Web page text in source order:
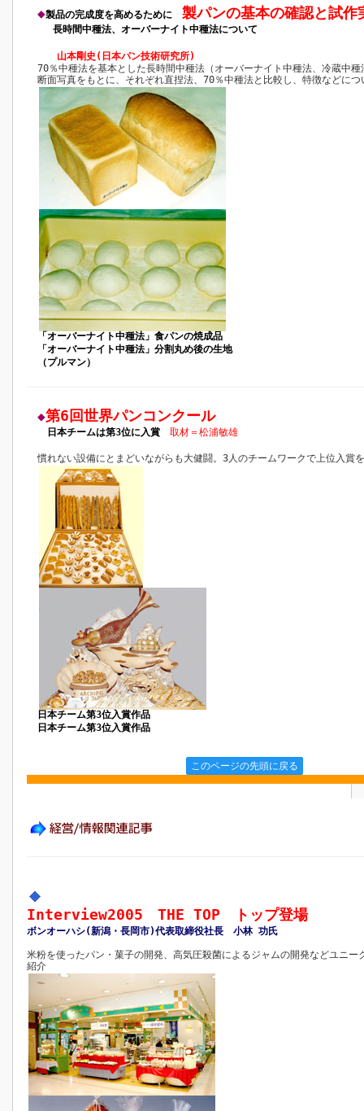
◆製品の完成度を高めるために 製パンの基本の確認と試作
長時間中種法、オーバーナイト中種法について
山本剛史(日本パン技術研究所)
70％中種法を基本とした長時間中種法（オーバーナイト中種法、冷蔵中種
断面写真をもとに、それぞれ直捏法、70％中種法と比較し、特徴などにつ
「オーバーナイト中種法」食パンの焼成品
「オーバーナイト中種法」分割丸め後の生地
（プルマン）
◆第6回世界パンコンクール
日本チームは第3位に入賞取材＝松浦敏雄
慣れない設備にとまどいながらも大健闘。3人のチームワークで上位入賞
日本チーム第3位入賞作品
日本チーム第3位入賞作品
このページの先頭に戻る
Interview2005 THE TOP トップ登場
ボンオーハシ(新潟・長岡市)代表取締役社長 小林 功氏
米粉を使ったパン・菓子の開発、高気圧殺菌によるジャムの開発などユニー
紹介